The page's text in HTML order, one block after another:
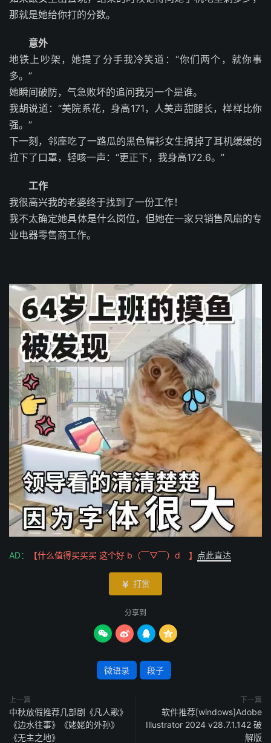
那就是她给你打的分数。
意外
地铁上吵架，她提了分手我冷笑道：“你们两个，就你事
多。”
她瞬间破防，气急败坏的追问我另一个是谁。
我胡说道：“美院系花，身高171，人美声甜腿长，样样比你
强。”
下一刻，邻座吃了一路瓜的黑色帽衫女生摘掉了耳机缓缓的
拉下了口罩，轻咳一声：“更正下，我身高172.6。”
工作
我很高兴我的老婆终于找到了一份工作！
我不太确定她具体是什么岗位，但她在一家只销售风扇的专
业电器零售商工作。
AD： 【什么值得买买买 这个好 b（￣▽￣）d 】 点此直达
 打赏
分享到
   
微语录 段子
上一篇
中秋放假推荐几部剧《凡人歌》
《边水往事》《姥姥的外孙》
《无主之地》
下一篇
软件推荐[windows]Adobe
Illustrator 2024 v28.7.1.142 破
解版